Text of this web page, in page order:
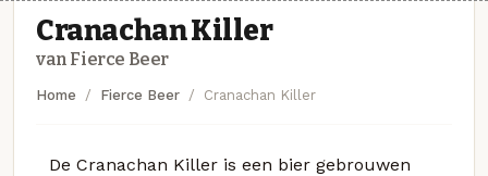
Cranachan Killer
van Fierce Beer
Home Fierce Beer Cranachan Killer
De Cranachan Killer is een bier gebrouwen